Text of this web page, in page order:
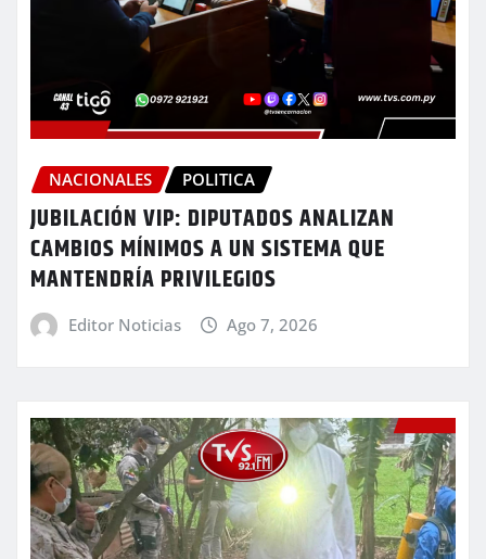
NACIONALES POLITICA
JUBILACIÓN VIP: DIPUTADOS ANALIZAN
CAMBIOS MÍNIMOS A UN SISTEMA QUE
MANTENDRÍA PRIVILEGIOS
Editor Noticias Ago 7, 2026